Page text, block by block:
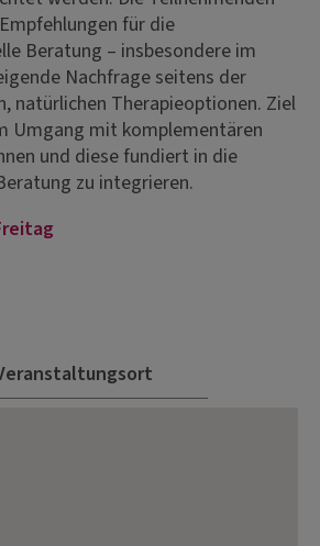
für die
Beratung – insbesondere im
Nachfrage seitens der
natürlichen Therapieoptionen. Ziel
Umgang mit komplementären
und diese fundiert in die
zu integrieren.